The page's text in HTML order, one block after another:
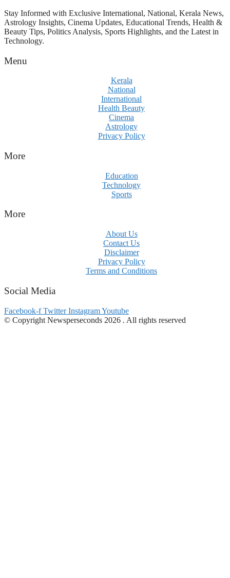
Stay Informed with Exclusive International, National, Kerala News,
Astrology Insights, Cinema Updates, Educational Trends, Health &
Beauty Tips, Politics Analysis, Sports Highlights, and the Latest in
Technology.
Menu
Kerala
National
International
Health Beauty
Cinema
Astrology
Privacy Policy
More
Education
Technology
Sports
More
About Us
Contact Us
Disclaimer
Privacy Policy
Terms and Conditions
Social Media
Facebook-f Twitter InstagramYoutube
© Copyright Newsperseconds 2026 . All rights reserved